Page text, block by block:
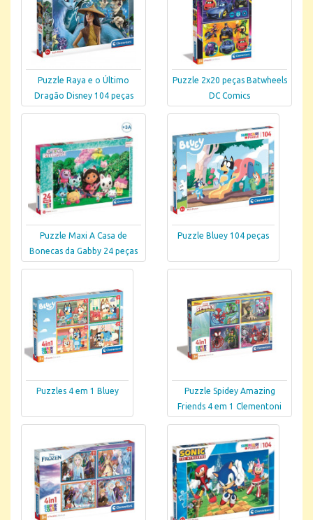
Puzzle Raya e o Último
Dragão Disney 104 peças
Puzzle 2x20 peças Batwheels
DC Comics
Puzzle Maxi A Casa de
Bonecas da Gabby 24 peças
Puzzle Bluey 104 peças
Puzzles 4 em 1 Bluey
Puzzle Spidey Amazing
Friends 4 em 1 Clementoni